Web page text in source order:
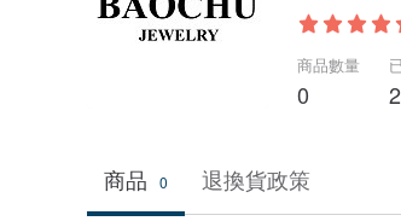
商品數量
0 2
商品 0 退換貨政策